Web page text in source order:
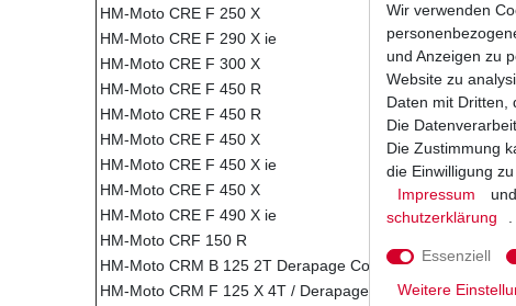
HM-Moto CRE F 250 X
HM-Moto CRE F 290 X ie
HM-Moto CRE F 300 X
HM-Moto CRE F 450 R
HM-Moto CRE F 450 R
HM-Moto CRE F 450 X
HM-Moto CRE F 450 X ie
HM-Moto CRE F 450 X
HM-Moto CRE F 490 X ie
HM-Moto CRF 150 R
HM-Moto CRM B 125 2T Derapage Competition
HM-Moto CRM F 125 X 4T / Derapage Competition
Wir verwenden
und Anzeigen zu
Website zu
Daten mit Dritten,
Die
Die Zustimmung
die Einwilligung
Impressum
schutz­erklärung
Essenziell
Weitere